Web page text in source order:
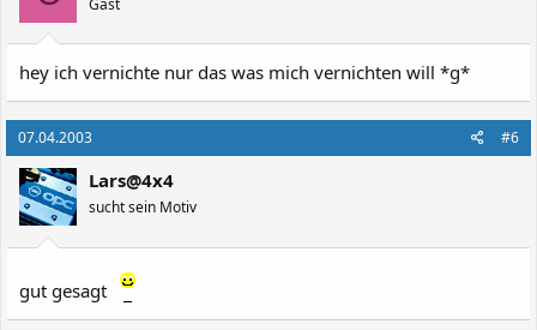
hey ich vernichte nur das was mich vernichten will *g*
07.04.2003 #6
Lars@4x4
sucht sein Motiv
gut gesagt